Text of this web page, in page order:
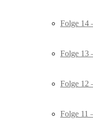
Folge 14
Folge 13
Folge 12
Folge 11